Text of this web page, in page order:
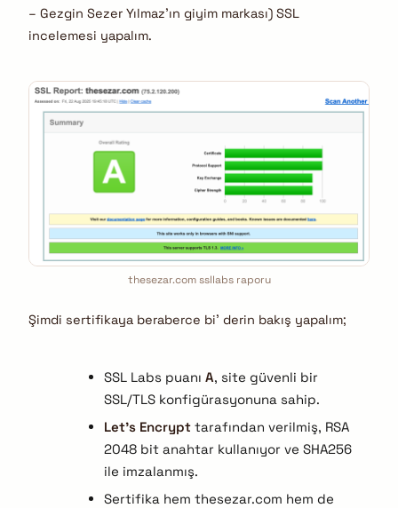
– Gezgin Sezer Yılmaz’ın giyim markası) SSL
incelemesi yapalım.
thesezar.com ssllabs raporu
Şimdi sertifikaya beraberce bi’ derin bakış yapalım;
SSL Labs puanı A, site güvenli bir
SSL/TLS konfigürasyonuna sahip.
Let’s Encrypttarafından verilmiş, RSA
2048 bit anahtar kullanıyor ve SHA256
ile imzalanmış.
Sertifika hem thesezar.com hem de